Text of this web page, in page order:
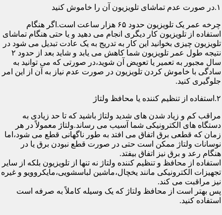
۱.در صورت عدم تماشای تلویزیون آن را خاموش کنید
چرخه عمر یک تلویزیون حدود ۶۵ هزار ساعت است.اگر هنگام
استفاده از تلویزیون کار دیگری انجام می دهید و یا حتی هنگام تماشای
تلویزیون چیزی بخوانید این کار به تدریج به یک عادت تبدیل می شود در
نتیجه طول عمر تلویزیون شما کاهش می یابد و شاید بعد از حدود ۲
سال مجبور به تعمیر یا تعویض آن شوید،در صورتی که می توانید به
سادگی با خاموش کردن تلویزیون در صورت عدم نیاز به آن از این امر
جلوگیری کنید.
۲.استفاده از تنظیم کننده یا محافظ ولتاژ
مراقب کم و زیاد شدن های شدید ولتاژ باشید که تا حد زیادی به
دستگاه های الکترونیکی شما آسیب می رساند.ولتاژ معمولاً در هر
زمان که قطعی برق اتفاق می افتد به طور ناگهانی قطع می شود،اما
نوسانات ولتاژ ممکن است حتی در صورت قطع نبودن برق یا در
هنگام رعد و برق نیز اتفاق بیفتد.
استفاده از محافظ و تنظیم کننده ولتاژ نه تنها از تلویزیون بلکه از سایر
تجهیزات الکترونیکی مانند یخچال،ماشین لباسشویی،مایکروویو و غیره
نیز مراقبت می کند.
پس بهتر است از محافظ ولتاژ که یک وسیله کاملاً به صرفه است
استفاده کنید.